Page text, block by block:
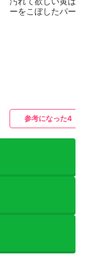
ーをこぼしたパー
参考になった4